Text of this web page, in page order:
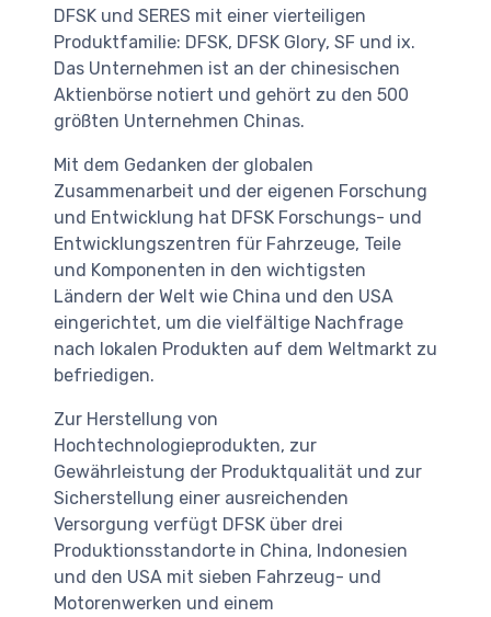
DFSK und SERES mit einer vierteiligen
Produktfamilie: DFSK, DFSK Glory, SF und ix.
Das Unternehmen ist an der chinesischen
Aktienbörse notiert und gehört zu den 500
größten Unternehmen Chinas.
Mit dem Gedanken der globalen
Zusammenarbeit und der eigenen Forschung
und Entwicklung hat DFSK Forschungs- und
Entwicklungszentren für Fahrzeuge, Teile
und Komponenten in den wichtigsten
Ländern der Welt wie China und den USA
eingerichtet, um die vielfältige Nachfrage
nach lokalen Produkten auf dem Weltmarkt zu
befriedigen.
Zur Herstellung von
Hochtechnologieprodukten, zur
Gewährleistung der Produktqualität und zur
Sicherstellung einer ausreichenden
Versorgung verfügt DFSK über drei
Produktionsstandorte in China, Indonesien
und den USA mit sieben Fahrzeug- und
Motorenwerken und einem